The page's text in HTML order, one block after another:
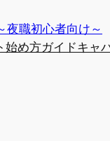
夜職初心者向け～
始め方ガイドキャ